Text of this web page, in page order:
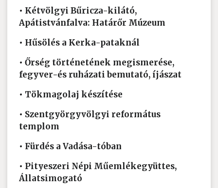
• Kétvölgyi Bűricza-kilátó,
Apátistvánfalva: Határőr Múzeum
• Hűsölés a Kerka-pataknál
• Őrség történetének megismerése,
fegyver-és ruházati bemutató, íjászat
• Tökmagolaj készítése
• Szentgyörgyvölgyi református
templom
• Fürdés a Vadása-tóban
• Pityeszeri Népi Műemlékegyüttes,
Állatsimogató